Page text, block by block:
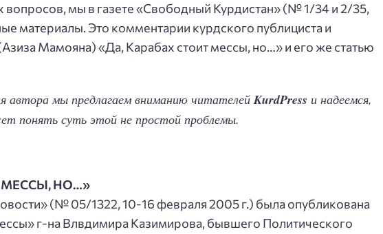
вопросов, мы в газете «Свободный Курдистан» (№ 1/34 и 2/35,
материалы. Это комментарии курдского публициста и
Мамояна) «Да, Карабах стоит мессы, но…» и его же статью
автора мы предлагаем вниманию читателейKurdPress и надеемся,
понять суть этой не простой проблемы.
МЕССЫ, НО…»
(№ 05/1322, 10-16 февраля 2005 г.) была опубликована
г-на Влвдимира Казимирова, бывшего Политического